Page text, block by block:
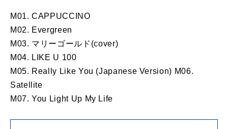
M01. CAPPUCCINO
M02. Evergreen
M03. マリーゴールド(cover)
M04. LIKE U 100
M05. Really Like You (Japanese Version) M06.
Satellite
M07. You Light Up My Life